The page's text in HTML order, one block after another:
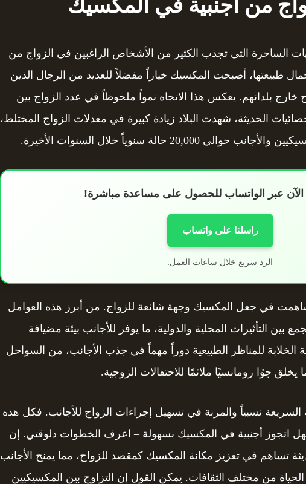
من أجنبية في المكسيك
الساحرة التي تجذب الكثير من الأشخاص الراغبين في الزواج من
طبيعتها، أصبحت المكسيك خياراً مفضلاً للعديد من الرجال الذين
خارج بلدانهم. يعكس هذا الاتجاه نمواً ملحوظاً في عدد الزواج بين
الحديثة، شهدت البلاد زيادة كبيرة في معدلات الزواج المختلط،
حالة سنوياً خلال السنوات الأخيرة.
الآن عبر الواتساب للحصول على مساعدة مباشرة!
راسلنا على واتساب
الرد سريع خلال ساعات العمل.
في جعل المكسيك وجهة شائعة للزواج. من أبرز هذه العوامل
بين التأثيرات المحلية والدولية، ما يوفر للأجانب بيئة مضيافة
الخلابة للمناظر الطبيعية دوراً مهماً في جذب الأجانب، من السواحل
يخلق جوًا رومانسيًا ملائمًا للاحتفالات الزوجية.
السريعة نسبياً والمرنة في تسهيل إجراءات الزواج للأجانب. فكل هذه
اتجوز أجنبية في المكسيك بسهولة – اعرف الخطوات دلوقتي. إن
تساهم في تعزيز مكانة المكسيك كمقصد للزواج، مما يمنح الأجانب
من مختلف الثقافات. يمكن القول إن التزاوج بين المكسيكيين